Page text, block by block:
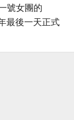
號女團的
最後一天正式